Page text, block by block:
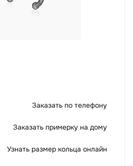
Заказать по телефону
Заказать примерку на дому
Узнать размер кольца онлайн